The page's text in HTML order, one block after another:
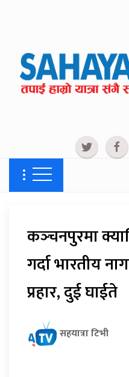
कञ्‍चनपुरमा
गर्दा भारतीय
प्रहार, दुई घाईते
सहयात्रा टिभी